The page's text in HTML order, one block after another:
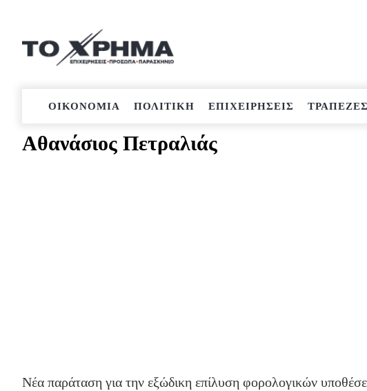
περιεχόμενο
ΟΙΚΟΝΟΜΙΑ ΠΟΛΙΤΙΚΗ ΕΠΙΧΕΙΡΗΣΕΙΣ ΤΡΑΠΕΖΕΣ
Αθανάσιος Πετραλιάς
Νέα παράταση για την εξώδικη επίλυση φορολογικών